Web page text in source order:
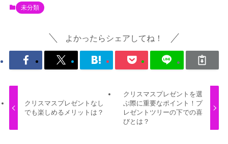
未分類
よかったらシェアしてね！
クリスマスプレゼントなし
でも楽しめるメリットは？
クリスマスプレゼントを選
ぶ際に重要なポイント！プ
レゼントツリーの下での喜
びとは？